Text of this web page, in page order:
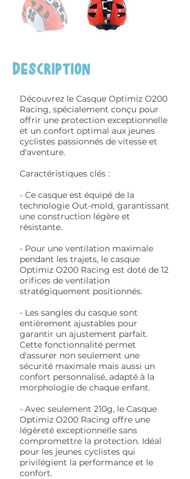
Description
Découvrez le Casque Optimiz O200
Racing, spécialement conçu pour
offrir une protection exceptionnelle
et un confort optimal aux jeunes
cyclistes passionnés de vitesse et
d'aventure.
Caractéristiques clés :
- Ce casque est équipé de la
technologie Out-mold, garantissant
une construction légère et
résistante.
- Pour une ventilation maximale
pendant les trajets, le casque
Optimiz O200 Racing est doté de 12
orifices de ventilation
stratégiquement positionnés.
- Les sangles du casque sont
entièrement ajustables pour
garantir un ajustement parfait.
Cette fonctionnalité permet
d'assurer non seulement une
sécurité maximale mais aussi un
confort personnalisé, adapté à la
morphologie de chaque enfant.
- Avec seulement 210g, le Casque
Optimiz O200 Racing offre une
légèreté exceptionnelle sans
compromettre la protection. Idéal
pour les jeunes cyclistes qui
privilégient la performance et le
confort.